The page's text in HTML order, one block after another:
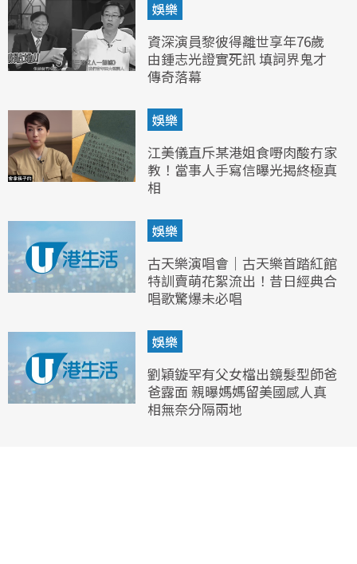
娛樂
資深演員黎彼得離世享年76歲
由鍾志光證實死訊 填詞界鬼才
傳奇落幕
娛樂
江美儀直斥某港姐食嘢肉酸冇家
教！當事人手寫信曝光揭終極真
相
娛樂
古天樂演唱會｜古天樂首踏紅館
特訓賣萌花絮流出！昔日經典合
唱歌驚爆未必唱
娛樂
劉穎鏇罕有父女檔出鏡髮型師爸
爸露面 親曝媽媽留美國感人真
相無奈分隔兩地